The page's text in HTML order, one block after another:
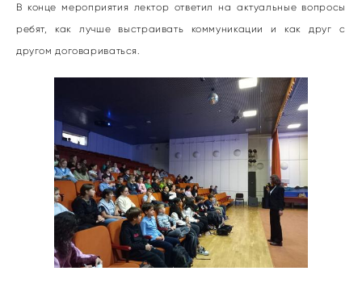
В конце мероприятия лектор ответил на актуальные вопросы
ребят, как лучше выстраивать коммуникации и как друг с
другом договариваться.